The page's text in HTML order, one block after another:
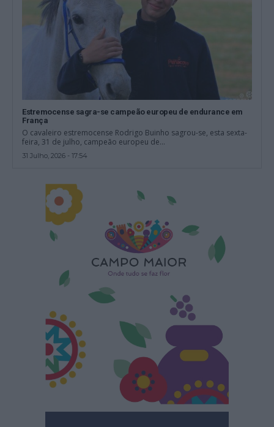
Estremocense sagra-se campeão europeu de endurance em
França
O cavaleiro estremocense Rodrigo Buinho sagrou-se, esta sexta-
feira, 31 de julho, campeão europeu de...
31 Julho, 2026 - 17:54